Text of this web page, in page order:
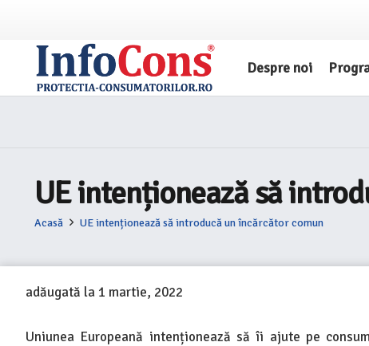
Despre noi
UE intenționează să
Acasă UE intenționează să introducă un încărcător comun
adăugată la 1 martie, 2022
Uniunea Europeană intenționează să îi ajute pe